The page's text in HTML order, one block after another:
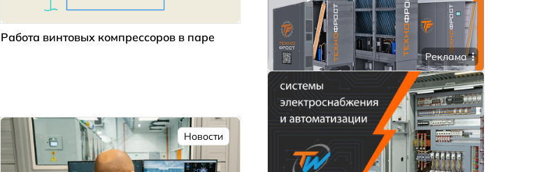
Работа винтовых компрессоров в паре
Новости
Реклама